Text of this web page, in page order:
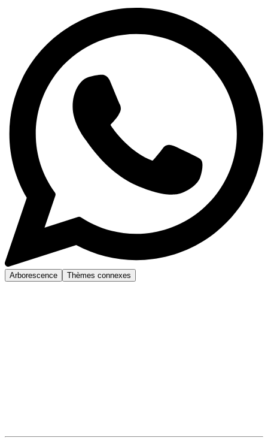
Arborescence Thèmes connexes